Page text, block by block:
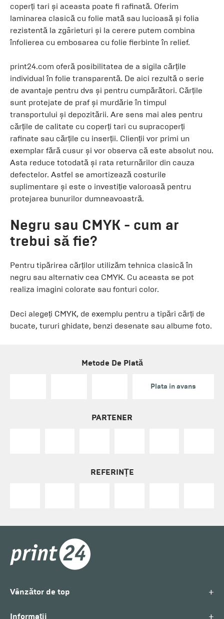
coperți tari și aceasta poate fi rafinată. Oferim
laminarea clasică cu folie mată sau lucioasă și folia
rezistentă la zgârieturi și la cerere putem combina
înfolierea cu embosarea cu folie fierbinte în relief.
print24.com oferă posibilitatea de a sigila cărțile
individual în folie transparentă. De aici rezultă o serie
de avantaje pentru dvs și pentru cumpărători. Cărțile
sunt protejate de praf și murdărie în timpul
transportului și depozitării. Are sens mai ales pentru
cărțile de calitate cu coperți tari cu supracoperți
rafinate sau cărțile cu inserții. Clienții vor primi un
exemplar fără cusur și vor observa că este absolut nou.
Asta reduce totodată și rata returnărilor din cauza
defectelor. Astfel se amortizează costurile
suplimentare și este o investiție valoroasă pentru
protejarea bunurilor dumneavoastră.
Negru sau CMYK - cum ar
trebui să fie?
Pentru tipărirea cărților utilizăm tehnica clasică în
negru sau alternativ cea CMYK. Cu aceasta se pot
realiza imagini colorate sau fonturi color.
Deci alegeți CMYK, de exemplu pentru a tipări cărți de
bucate, tururi ghidate, benzi desenate sau albume foto.
Metode De Plată
Plata in avans
PARTENER
REFERINȚE
Vânzător de top +
Informații +